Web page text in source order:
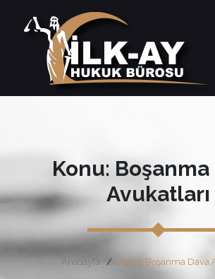
Konu: Boşanma
Avukatları
Anasayfa Etiket: Boşanma Dava